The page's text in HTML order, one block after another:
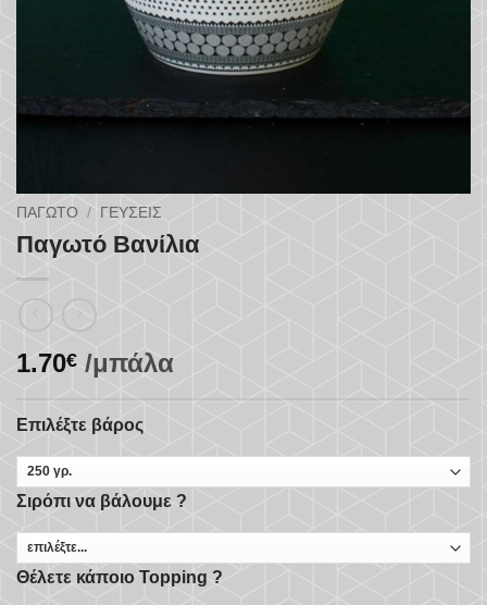
ΠΑΓΩΤΌ / ΓΕΎΣΕΙΣ
Παγωτό Βανίλια
1.70€ /μπάλα
Επιλέξτε βάρος
Σιρόπι να βάλουμε ?
Θέλετε κάποιο Topping ?